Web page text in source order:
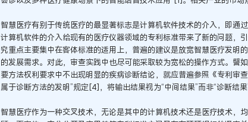
智慧医疗有别于传统医疗的最显著标志是计算机软件技术的介入，即通
计算机软件的介入给现有的医疗仪器领域的专利标准带来了新的问题，
究重点主要集中在客体标准的适用上，普遍的建议是放宽智慧医疗发明
的发展需求。对此，审查实践中也尽可能采取较为宽松的操作方式。譬
要方法权利要求中不出现明显的疾病诊断结论，就应普遍参照《专利审
属于诊断方法的发明”规定[4]，将输出结果视为“中间结果”而非“诊断结果”
智慧医疗作为一种交叉技术，无论是其中的计算机技术还是医疗技术，